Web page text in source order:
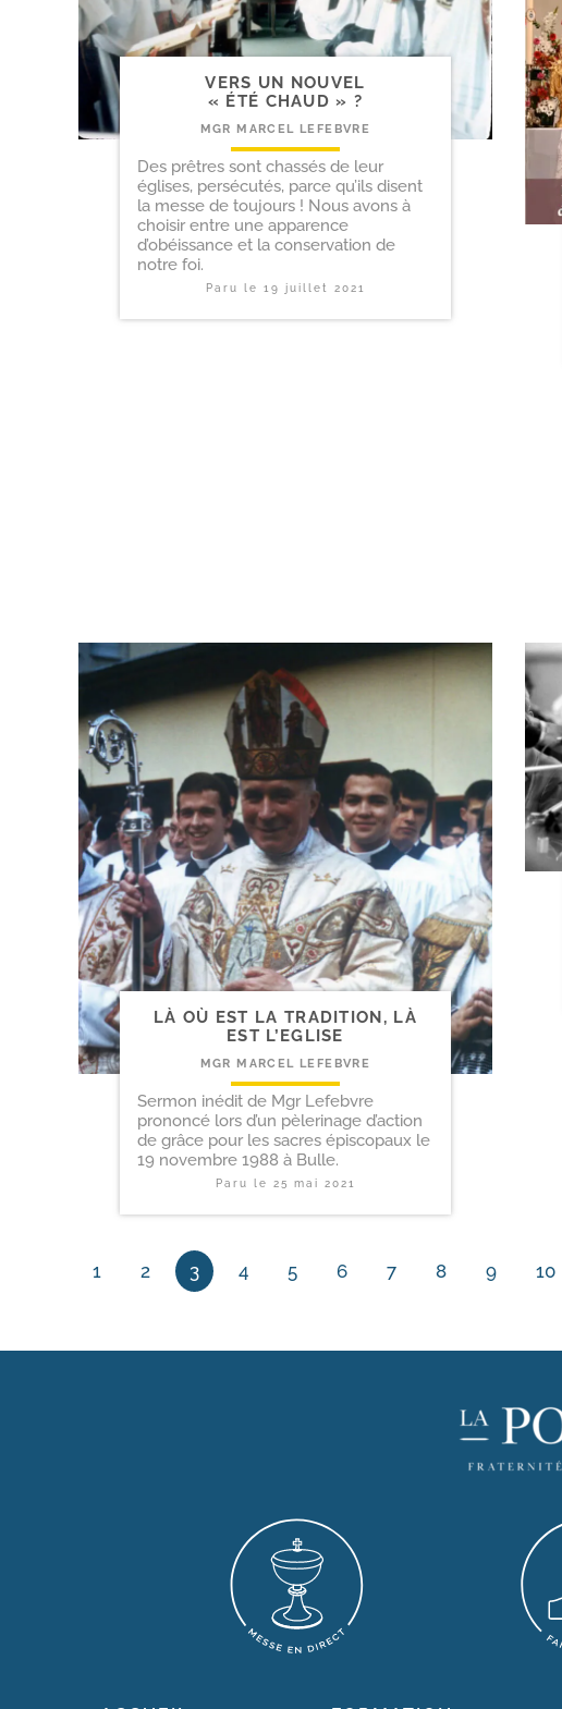
VERS UN NOUVEL
« ÉTÉ CHAUD » ?
MGR MARCEL LEFEBVRE
Des prêtres sont chassés de leur
églises, persécutés, parce qu’ils disent
la messe de toujours ! Nous avons à
choisir entre une apparence
d’obéissance et la conservation de
notre foi.
Paru le 19 juillet 2021
LÀ OÙ EST LA TRADITION, LÀ
EST L’EGLISE
MGR MARCEL LEFEBVRE
Sermon inédit de Mgr Lefebvre
prononcé lors d’un pèlerinage d’action
de grâce pour les sacres épiscopaux le
19 novembre 1988 à Bulle.
Paru le 25 mai 2021
1 2 3 4 5 6 7 8 9 10